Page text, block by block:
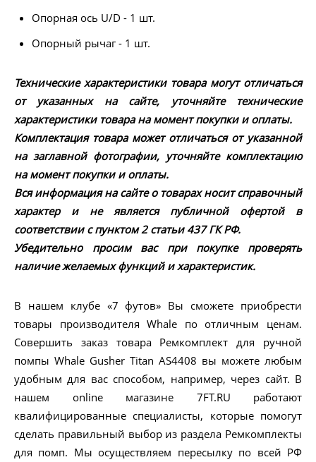
Опорная ось U/D - 1 шт.
Опорный рычаг - 1 шт.
Технические характеристики товара могут отличаться
от указанных на сайте, уточняйте технические
характеристики товара на момент покупки и оплаты.
Комплектация товара может отличаться от указанной
на заглавной фотографии, уточняйте комплектацию
на момент покупки и оплаты.
Вся информация на сайте о товарах носит справочный
характер и не является публичной офертой в
соответствии с пунктом 2 статьи 437 ГК РФ.
Убедительно просим вас при покупке проверять
наличие желаемых функций и характеристик.
В нашем клубе «7 футов» Вы сможете приобрести
товары производителя Whale по отличным ценам.
Совершить заказ товара Ремкомплект для ручной
помпы Whale Gusher Titan AS4408 вы можете любым
удобным для вас способом, например, через сайт. В
нашем online магазине 7FT.RU работают
квалифицированные специалисты, которые помогут
сделать правильный выбор из раздела Ремкомплекты
для помп. Мы осуществляем пересылку по всей РФ